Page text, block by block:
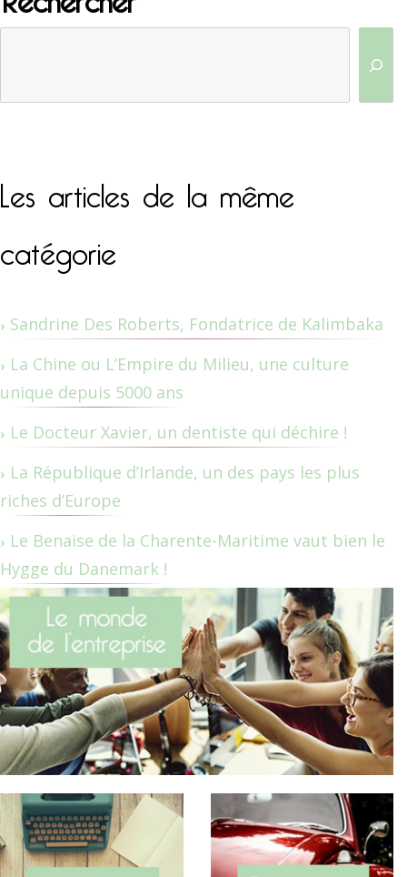
Les articles de la même
catégorie
Sandrine Des Roberts, Fondatrice de Kalimbaka
La Chine ou L’Empire du Milieu, une culture
unique depuis 5000 ans
Le Docteur Xavier, un dentiste qui déchire !
La République d’Irlande, un des pays les plus
riches d’Europe
Le Benaise de la Charente-Maritime vaut bien le
Hygge du Danemark !